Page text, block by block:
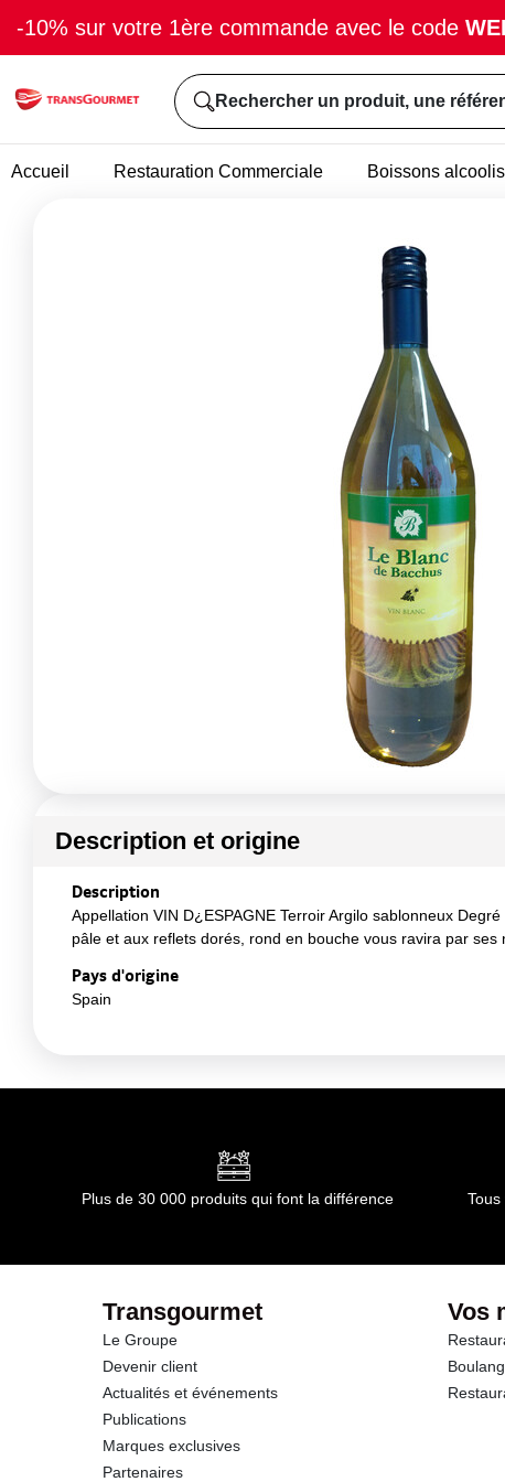
-10% sur votre 1ère commande avec le code
Rechercher un produit, une
Accueil Restauration Commerciale Boissons
Description et origine
Description
Appellation VIN D¿ESPAGNE Terroir Argilo sablonneux
pâle et aux reflets dorés, rond en bouche vous ravira par
Pays d'origine
Spain
Plus de 30 000 produits qui font la différence
Transgourmet
Le Groupe
Devenir client
Actualités et événements
Publications
Marques exclusives
Partenaires
Vos